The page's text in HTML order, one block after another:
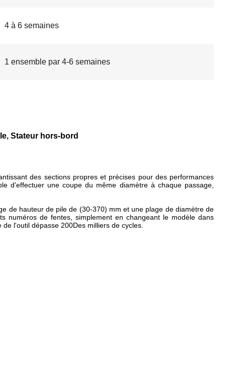
4 à 6 semaines
1 ensemble par 4-6 semaines
Stateur hors-bord
des sections propres et précises pour des performances
d'effectuer une coupe du même diamètre à chaque passage,
de hauteur de pile de (30-370) mm et une plage de diamètre de
de fentes, simplement en changeant le modèle dans
l'outil dépasse 200Des milliers de cycles.